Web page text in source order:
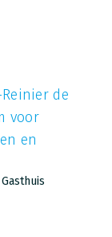
de
voor
en